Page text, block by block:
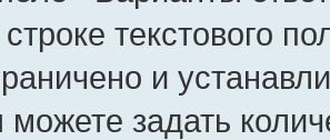
текстового
и
задать